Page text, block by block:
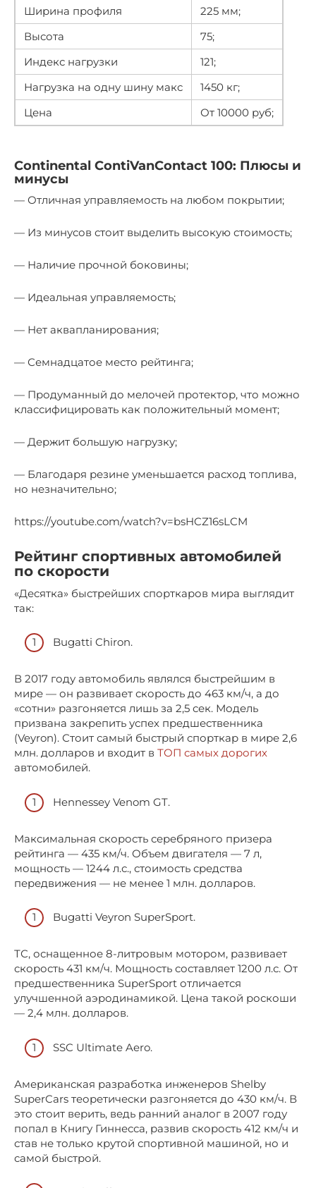
Ширина профиля
225 мм;
Высота
75;
Индекс нагрузки
121;
Нагрузка на одну шину макс
1450 кг;
Цена
От 10000 руб;
Continental ContiVanContact 100: Плюсы и
минусы
— Отличная управляемость на любом покрытии;
— Из минусов стоит выделить высокую стоимость;
— Наличие прочной боковины;
— Идеальная управляемость;
— Нет аквапланирования;
— Семнадцатое место рейтинга;
— Продуманный до мелочей протектор, что можно
классифицировать как положительный момент;
— Держит большую нагрузку;
— Благодаря резине уменьшается расход топлива,
но незначительно;
https://youtube.com/watch?v=bsHCZ16sLCM
Рейтинг спортивных автомобилей
по скорости
«Десятка» быстрейших спорткаров мира выглядит
так:
Bugatti Chiron.
В 2017 году автомобиль являлся быстрейшим в
мире — он развивает скорость до 463 км/ч, а до
«сотни» разгоняется лишь за 2,5 сек. Модель
призвана закрепить успех предшественника
(Veyron). Стоит самый быстрый спорткар в мире 2,6
млн. долларов и входит в ТОП самых дорогих
автомобилей.
Hennessey Venom GT.
Максимальная скорость серебряного призера
рейтинга — 435 км/ч. Объем двигателя — 7 л,
мощность — 1244 л.с., стоимость средства
передвижения — не менее 1 млн. долларов.
Bugatti Veyron SuperSport.
ТС, оснащенное 8-литровым мотором, развивает
скорость 431 км/ч. Мощность составляет 1200 л.с. От
предшественника SuperSport отличается
улучшенной аэродинамикой. Цена такой роскоши
— 2,4 млн. долларов.
SSC Ultimate Aero.
Американская разработка инженеров Shelby
SuperCars теоретически разгоняется до 430 км/ч. В
это стоит верить, ведь ранний аналог в 2007 году
попал в Книгу Гиннесса, развив скорость 412 км/ч и
став не только крутой спортивной машиной, но и
самой быстрой.